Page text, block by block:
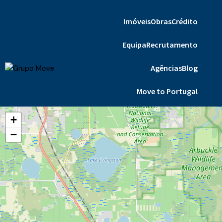
ImóveisObrasCrédito
EquipaRecrutamento
AgênciasBlog
Move to Portugal
Contactos
+
−